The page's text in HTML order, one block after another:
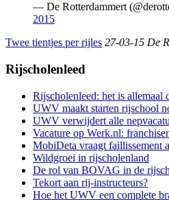
— De Rotterdammert
2015
Twee tientjes per rijles 27-03-15 De
Rijscholenleed
Rijscholenleed: het is allemaal
UWV maakt starten rijschool
UWV verwijdert alle
Vacature op Werk.nl:
MobiDeta vraagt faillissement
Wildgroei in rijscholenland
De rol van BOVAG in de
Tekort aan rij-instructeurs?
Hoe het UWV een complete